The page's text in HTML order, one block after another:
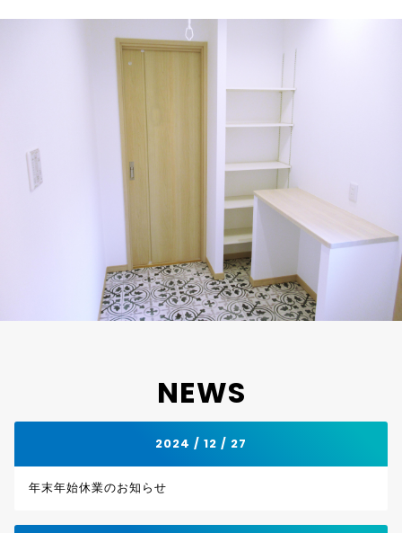
NEWS
2024 / 12 / 27
年末年始休業のお知らせ